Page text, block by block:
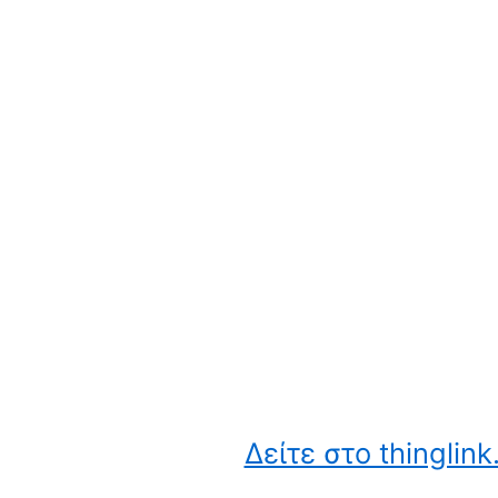
Δείτε στο